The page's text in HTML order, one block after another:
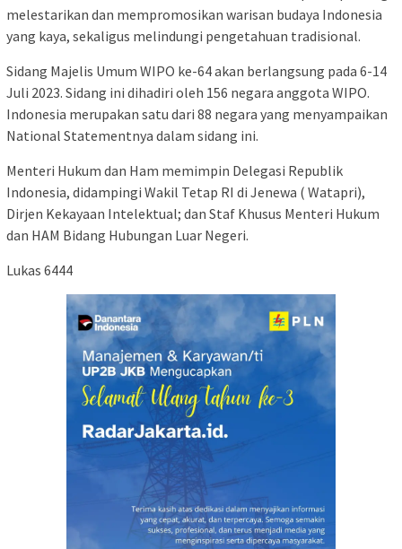
melestarikan dan mempromosikan warisan budaya Indonesia
yang kaya, sekaligus melindungi pengetahuan tradisional.
Sidang Majelis Umum WIPO ke-64 akan berlangsung pada 6-14
Juli 2023. Sidang ini dihadiri oleh 156 negara anggota WIPO.
Indonesia merupakan satu dari 88 negara yang menyampaikan
National Statementnya dalam sidang ini.
Menteri Hukum dan Ham memimpin Delegasi Republik
Indonesia, didampingi Wakil Tetap RI di Jenewa ( Watapri),
Dirjen Kekayaan Intelektual; dan Staf Khusus Menteri Hukum
dan HAM Bidang Hubungan Luar Negeri.
Lukas 6444